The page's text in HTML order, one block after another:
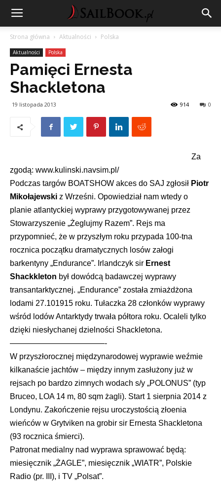
Strona główna Aktualności Polska
Aktualności Polska
Pamięci Ernesta
Shackletona
19 listopada 2013 0
914
Za
zgodą: www.kulinski.navsim.pl/
Podczas targów BOATSHOW akces do SAJ zgłosił Piotr
Mikołajewski z Wrześni. Opowiedział nam wtedy o
planie atlantyckiej wyprawy przygotowywanej przez
Stowarzyszenie „Żeglujmy Razem”. Rejs ma
przypomnieć, że w przyszłym roku przypada 100-tna
rocznica początku dramatycznych losów załogi
barkentyny „Endurance”. Irlandczyk sir Ernest
Shackkleton był dowódcą badawczej wyprawy
transantarktycznej. „Endurance” została zmiażdżona
lodami 27.101915 roku. Tułaczka 28 członków wyprawy
wśród lodów Antarktydy trwała półtora roku. Ocaleli tylko
dzięki niesłychanej dzielności Shackletona.
————————————-
W przyszłorocznej międzynarodowej wyprawie weźmie
kilkanaście jachtów – między innym zasłużony już w
rejsach po bardzo zimnych wodach s/y „POLONUS” (typ
Bruceo, LOA 14 m, 80 sqm żagli). Start 1 sierpnia 2014 z
Londynu. Zakończenie rejsu uroczystością złoenia
wieńców w Grytviken na grobir sir Ernesta Shackletona
(93 rocznica śmierci).
Patronat medialny nad wyprawa sprawować będą:
miesięcznik „ŻAGLE”, miesięcznik „WIATR”, Polskie
Radio (pr. III), i TV „Polsat”.